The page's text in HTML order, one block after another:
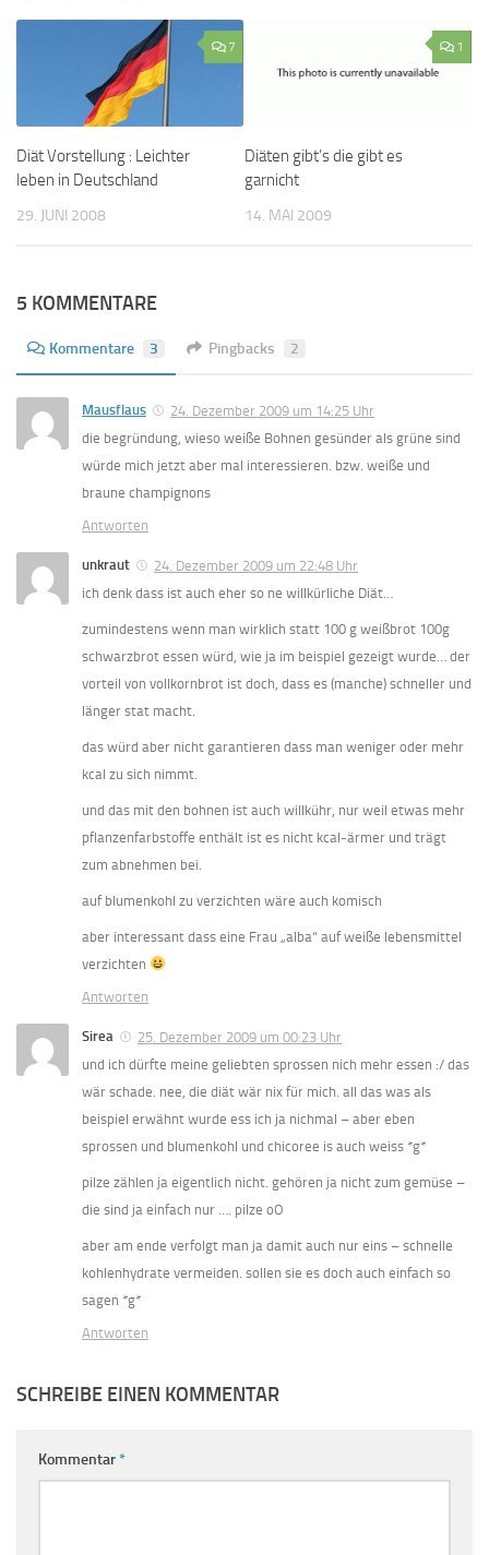
7
Diät Vorstellung : Leichter
leben in Deutschland
29. JUNI 2008
1
Diäten gibt’s die gibt es
garnicht
14. MAI 2009
5 KOMMENTARE
Kommentare 3 Pingbacks 2
Mausflaus
24. Dezember 2009 um 14:25 Uhr
die begründung, wieso weiße Bohnen gesünder als grüne sind
würde mich jetzt aber mal interessieren. bzw. weiße und
braune champignons
Antworten
unkraut
24. Dezember 2009 um 22:48 Uhr
ich denk dass ist auch eher so ne willkürliche Diät…
zumindestens wenn man wirklich statt 100 g weißbrot 100g
schwarzbrot essen würd, wie ja im beispiel gezeigt wurde… der
vorteil von vollkornbrot ist doch, dass es (manche) schneller und
länger stat macht.
das würd aber nicht garantieren dass man weniger oder mehr
kcal zu sich nimmt.
und das mit den bohnen ist auch willkühr, nur weil etwas mehr
pflanzenfarbstoffe enthält ist es nicht kcal-ärmer und trägt
zum abnehmen bei.
auf blumenkohl zu verzichten wäre auch komisch
aber interessant dass eine Frau „alba“ auf weiße lebensmittel
verzichten
Antworten
Sirea
25. Dezember 2009 um 00:23 Uhr
und ich dürfte meine geliebten sprossen nich mehr essen :/ das
wär schade. nee, die diät wär nix für mich. all das was als
beispiel erwähnt wurde ess ich ja nichmal – aber eben
sprossen und blumenkohl und chicoree is auch weiss *g*
pilze zählen ja eigentlich nicht. gehören ja nicht zum gemüse –
die sind ja einfach nur …. pilze oO
aber am ende verfolgt man ja damit auch nur eins – schnelle
kohlenhydrate vermeiden. sollen sie es doch auch einfach so
sagen *g*
Antworten
SCHREIBE EINEN KOMMENTAR
Kommentar*